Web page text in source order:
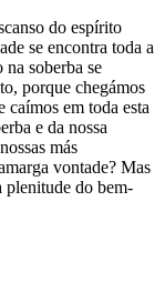
do espírito
se encontra toda a
soberba se
porque chegámos
caímos em toda esta
e da nossa
más
vontade? Mas
plenitude do bem-